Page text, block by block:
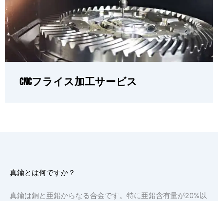
CNCフライス加工サービス
真鍮とは何ですか？
真鍮は銅と亜鉛からなる合金です。特に亜鉛含有量が20%以